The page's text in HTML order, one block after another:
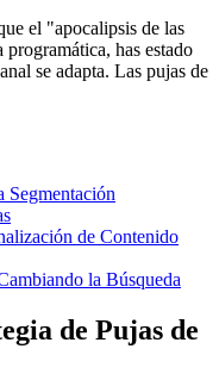
el "apocalipsis de las
has estado
se adapta. Las pujas de
Segmentación
de Contenido
la Búsqueda
de Pujas de